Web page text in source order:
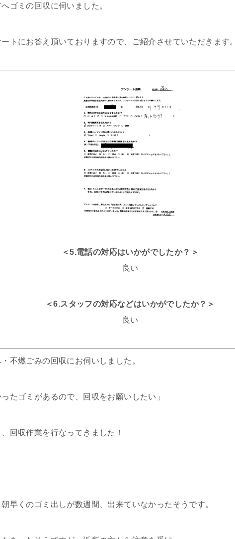
ゴミの回収に伺いました。
トにお答え頂いておりますので、ご紹介させていただきます。
＜5.電話の対応はいかがでしたか？＞
良い
＜6.スタッフの対応などはいかがでしたか？＞
良い
不燃ごみの回収にお伺いしました。
ったゴミがあるので、回収をお願いしたい」
回収作業を行なってきました！
早くのゴミ出しが数週間、出来ていなかったそうです。